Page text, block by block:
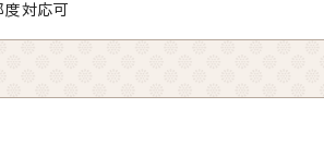
度対応可